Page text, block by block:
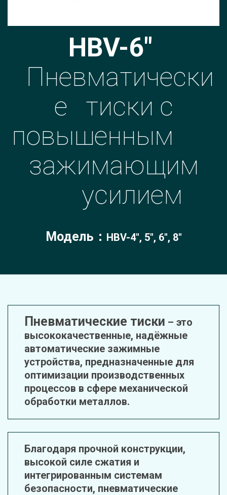
HBV-6"
Пневматически
е тиски c
повышенным
зажимающим
усилием
Модель： HBV-4", 5", 6", 8"
Пневматические тиски – это
высококачественные, надёжные
автоматические зажимные
устройства, предназначенные для
оптимизации производственных
процессов в сфере механической
обработки металлов.
Благодаря прочной конструкции,
высокой силе сжатия и
интегрированным системам
безопасности, пневматические